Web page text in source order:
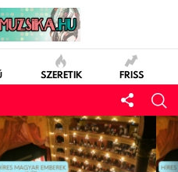
SZERETIK FRISS